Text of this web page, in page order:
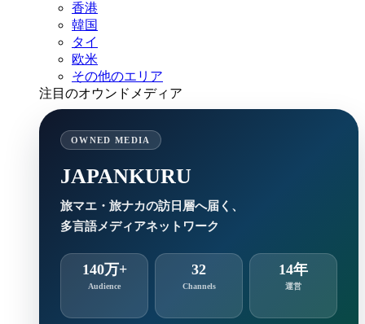
香港
韓国
タイ
欧米
その他のエリア
注目のオウンドメディア
OWNED MEDIA
JAPANKURU
旅マエ・旅ナカの訪日層へ届く、
多言語メディアネットワーク
140万+
Audience
32
Channels
14年
運営